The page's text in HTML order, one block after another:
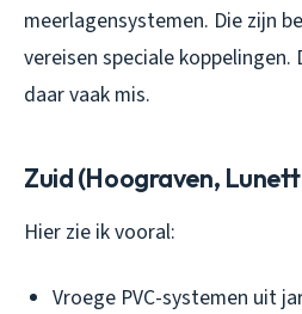
meerlagensystemen. Die zijn
vereisen speciale koppelingen.
daar vaak mis.
Zuid (Hoograven,
Hier zie ik vooral:
Vroege PVC-systemen uit